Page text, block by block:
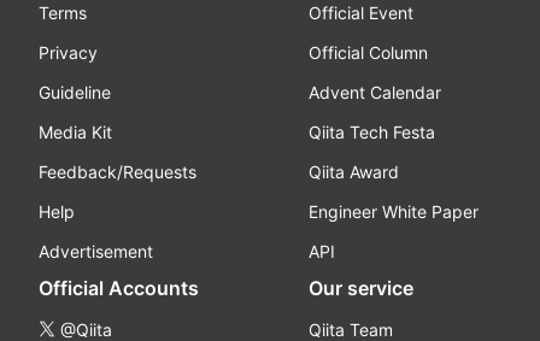
Terms
Privacy
Guideline
Media Kit
Feedback/Requests
Help
Advertisement
Official Event
Official Column
Advent Calendar
Qiita Tech Festa
Qiita Award
Engineer White Paper
API
Official Accounts
@Qiita
Our service
Qiita Team